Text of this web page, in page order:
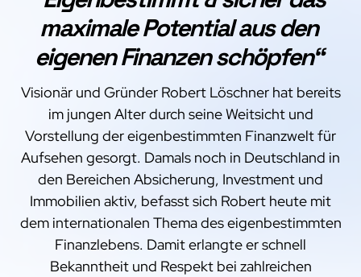
maximale Potential aus den
eigenen Finanzen schöpfen“
Visionär und Gründer Robert Löschner hat bereits
im jungen Alter durch seine Weitsicht und
Vorstellung der eigenbestimmten Finanzwelt für
Aufsehen gesorgt. Damals noch in Deutschland in
den Bereichen Absicherung, Investment und
Immobilien aktiv, befasst sich Robert heute mit
dem internationalen Thema des eigenbestimmten
Finanzlebens. Damit erlangte er schnell
Bekanntheit und Respekt bei zahlreichen